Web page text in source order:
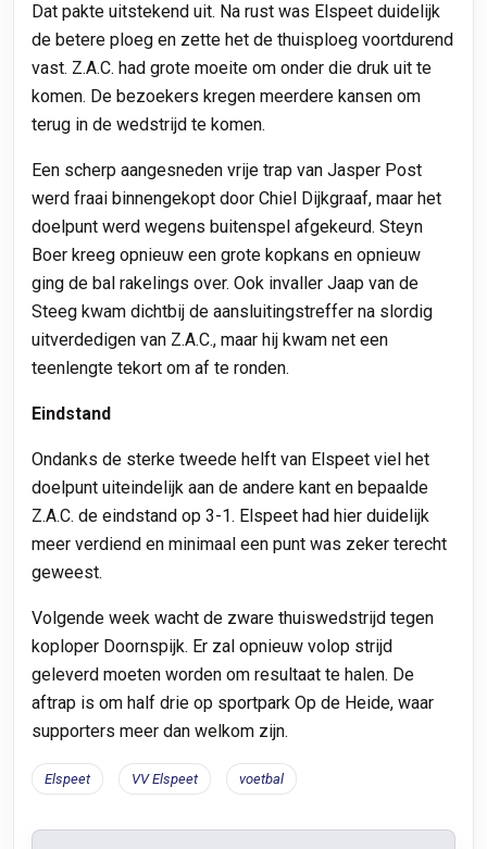
Dat pakte uitstekend uit. Na rust was Elspeet duidelijk
de betere ploeg en zette het de thuisploeg voortdurend
vast. Z.A.C. had grote moeite om onder die druk uit te
komen. De bezoekers kregen meerdere kansen om
terug in de wedstrijd te komen.
Een scherp aangesneden vrije trap van Jasper Post
werd fraai binnengekopt door Chiel Dijkgraaf, maar het
doelpunt werd wegens buitenspel afgekeurd. Steyn
Boer kreeg opnieuw een grote kopkans en opnieuw
ging de bal rakelings over. Ook invaller Jaap van de
Steeg kwam dichtbij de aansluitingstreffer na slordig
uitverdedigen van Z.A.C., maar hij kwam net een
teenlengte tekort om af te ronden.
Eindstand
Ondanks de sterke tweede helft van Elspeet viel het
doelpunt uiteindelijk aan de andere kant en bepaalde
Z.A.C. de eindstand op 3-1. Elspeet had hier duidelijk
meer verdiend en minimaal een punt was zeker terecht
geweest.
Volgende week wacht de zware thuiswedstrijd tegen
koploper Doornspijk. Er zal opnieuw volop strijd
geleverd moeten worden om resultaat te halen. De
aftrap is om half drie op sportpark Op de Heide, waar
supporters meer dan welkom zijn.
Elspeet VV Elspeet voetbal